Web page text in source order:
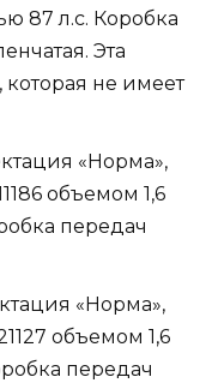
87 л.с. Коробка
Эта
не имеет
«Норма»,
объемом 1,6
передач
«Норма»,
объемом 1,6
передач